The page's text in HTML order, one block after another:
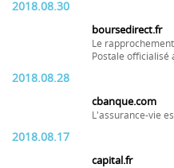
2018.08.30
boursedirect.fr
Le
Postale officialisé
2018.08.28
cbanque.com
L'assurance-vie
2018.08.17
capital.fr